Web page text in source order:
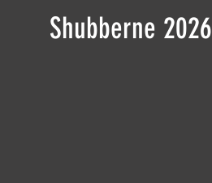
Shubberne 2026